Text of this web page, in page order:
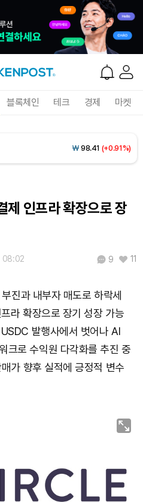
블록체인 테크 경제 마켓
₩ 104,061(+1.60%)
91,320,518 (+0.67%)
제 인프라 확장으로 장
08:02 9 11
진과 내부자 매도로 하락세
라 확장으로 장기 성장 가능
발행사에서 벗어나 AI
크로 수익원 다각화를 추진 중
가 향후 실적에 긍정적 변수